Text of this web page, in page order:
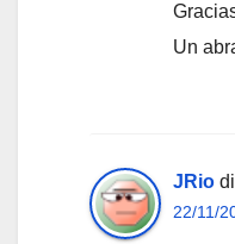
Un
JRio
22/11/